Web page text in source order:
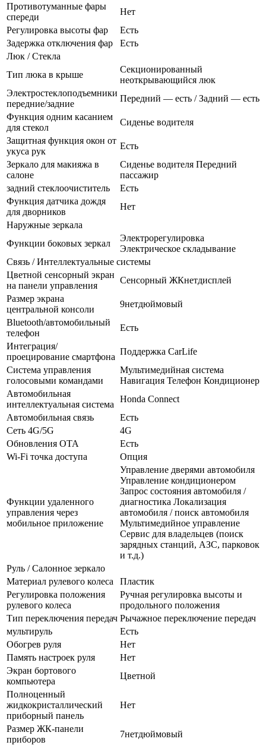
Противотуманные фары
спереди
Нет
Регулировка высоты фар
Есть
Задержка отключения фар
Есть
Люк / Стекла
Тип люка в крыше
Секционированный
неоткрывающийся люк
Электростеклоподъемники
передние/задние
Передний — есть / Задний — есть
Функция одним касанием
для стекол
Сиденье водителя
Защитная функция окон от
укуса рук
Есть
Зеркало для макияжа в
салоне
Сиденье водителя Передний
пассажир
задний стеклоочиститель
Есть
Функция датчика дождя
для дворников
Нет
Наружные зеркала
Функции боковых зеркал
Электрорегулировка
Электрическое складывание
Связь / Интеллектуальные системы
Цветной сенсорный экран
на панели управления
Сенсорный ЖКнетдисплей
Размер экрана
центральной консоли
9нетдюймовый
Bluetooth/автомобильный
телефон
Есть
Интеграция/
проецирование смартфона
Поддержка CarLife
Система управления
голосовыми командами
Мультимедийная система
Навигация Телефон Кондиционер
Автомобильная
интеллектуальная система
Honda Connect
Автомобильная связь
Есть
Сеть 4G/5G
4G
Обновления OTA
Есть
Wi-Fi точка доступа
Опция
Функции удаленного
управления через
мобильное приложение
Управление дверями автомобиля
Управление кондиционером
Запрос состояния автомобиля /
диагностика Локализация
автомобиля / поиск автомобиля
Мультимедийное управление
Сервис для владельцев (поиск
зарядных станций, АЗС, парковок
и т.д.)
Руль / Салонное зеркало
Материал рулевого колеса
Пластик
Регулировка положения
рулевого колеса
Ручная регулировка высоты и
продольного положения
Тип переключения передач Рычажное переключение передач
мультируль
Есть
Обогрев руля
Нет
Память настроек руля
Нет
Экран бортового
компьютера
Цветной
Полноценный
жидкокристаллический
приборный панель
Нет
Размер ЖК-панели
приборов
7нетдюймовый